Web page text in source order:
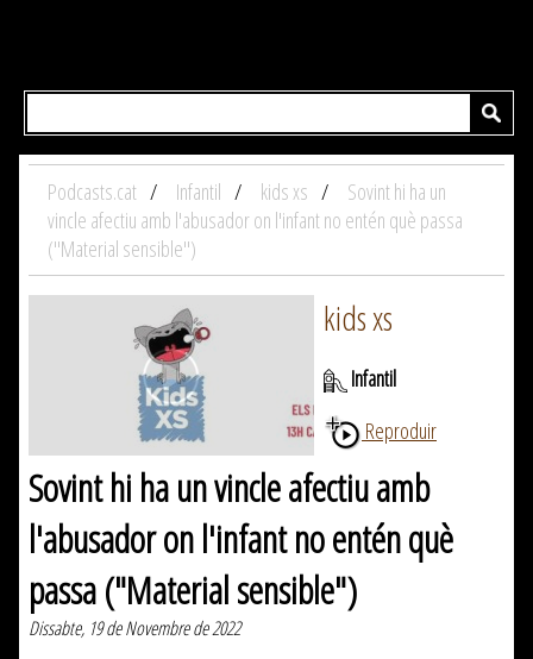
Podcasts.cat Infantil kids xs
Sovint hi ha un
vincle afectiu amb l'abusador on l'infant no entén què passa
("Material sensible")
kids xs
Infantil
Reproduir
Sovint hi ha un vincle afectiu amb
l'abusador on l'infant no entén què
passa ("Material sensible")
Dissabte, 19 de Novembre de 2022